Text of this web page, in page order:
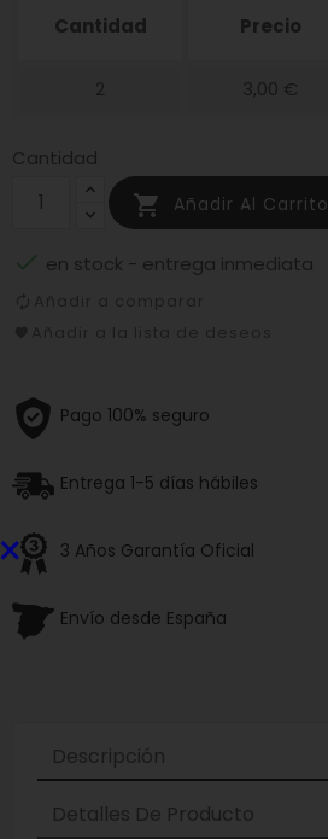
Cantidad Precio
2 3,00 €
Cantidad
 Añadir Al Carrito
 en stock - entrega inmediata
Pago 100% seguro
Entrega 1-5 días hábiles
3 Años Garantía Oficial
Envío desde España
Descripción
Detalles De Producto